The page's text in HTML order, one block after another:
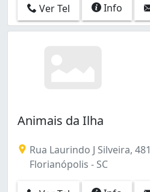
Ver Tel Info
Animais da Ilha
Rua Laurindo J Silveira, 481
Florianópolis - SC